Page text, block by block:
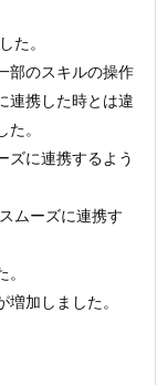
た。
部のスキルの操作
連携した時とは違
。
ズに連携するよう
ムーズに連携す
増加しました。